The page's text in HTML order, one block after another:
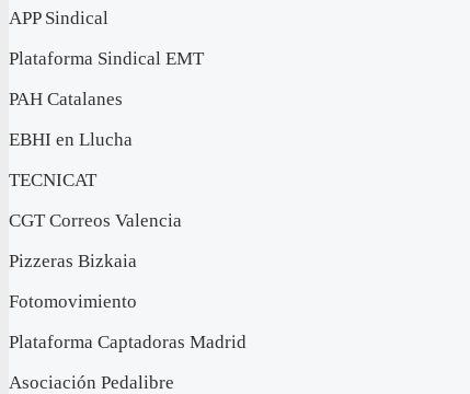
APP Sindical
Plataforma Sindical EMT
PAH Catalanes
EBHI en Llucha
TECNICAT
CGT Correos Valencia
Pizzeras Bizkaia
Fotomovimiento
Plataforma Captadoras Madrid
Asociación Pedalibre